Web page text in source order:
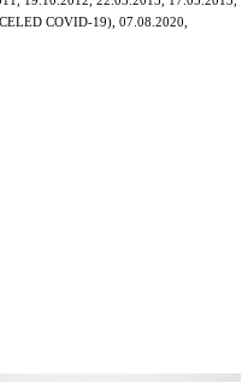
COVID-19), 07.08.2020,